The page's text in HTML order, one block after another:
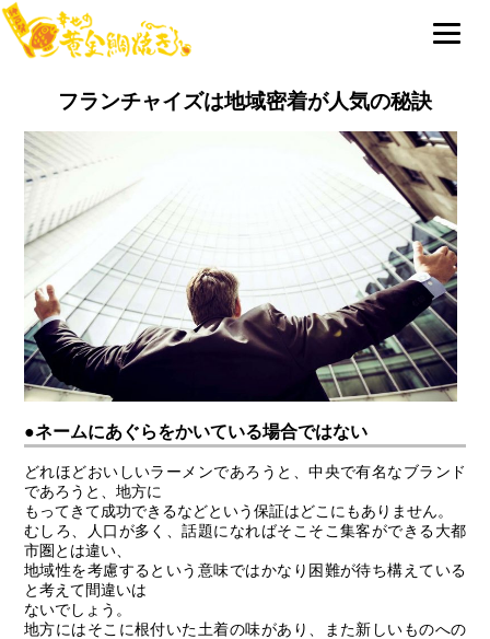
フランチャイズは地域密着が人気の秘訣
●ネームにあぐらをかいている場合ではない
どれほどおいしいラーメンであろうと、中央で有名なブランド
であろうと、地方に
もってきて成功できるなどという保証はどこにもありません。
むしろ、人口が多く、話題になればそこそこ集客ができる大都
市圏とは違い、
地域性を考慮するという意味ではかなり困難が待ち構えている
と考えて間違いは
ないでしょう。
地方にはそこに根付いた土着の味があり、また新しいものへの